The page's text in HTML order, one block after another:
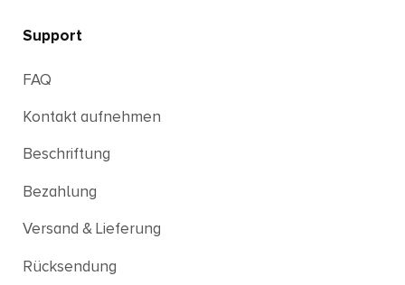
Support
FAQ
Kontakt aufnehmen
Beschriftung
Bezahlung
Versand & Lieferung
Rücksendung